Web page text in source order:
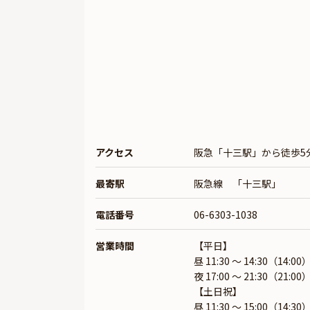
アクセス 阪急「十三駅」から徒歩5
最寄駅 阪急線 「十三駅」
電話番号 06-6303-1038
営業時間
【平日】
昼 11:30 ～ 14:30（14:00）
夜 17:00 ～ 21:30（21:00）
【土日祝】
昼 11:30 ～ 15:00（14:30）